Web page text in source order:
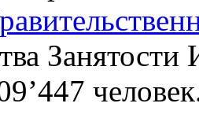
Занятости